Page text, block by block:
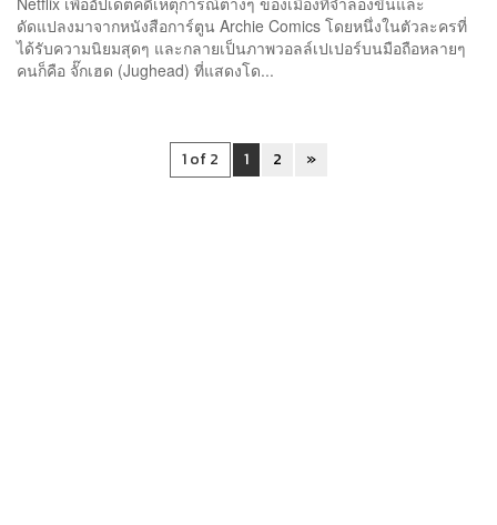
ดัดแปลงมาจากหนังสือการ์ตูน Archie Comics โดยหนึ่งในตัวละครที่
ได้รับความนิยมสุดๆ และกลายเป็นภาพวอลล์เปเปอร์บนมือถือหลายๆ
คนก็คือ จั๊กเฮด (Jughead) ที่แสดงโด...
1 of 2 1 2 »